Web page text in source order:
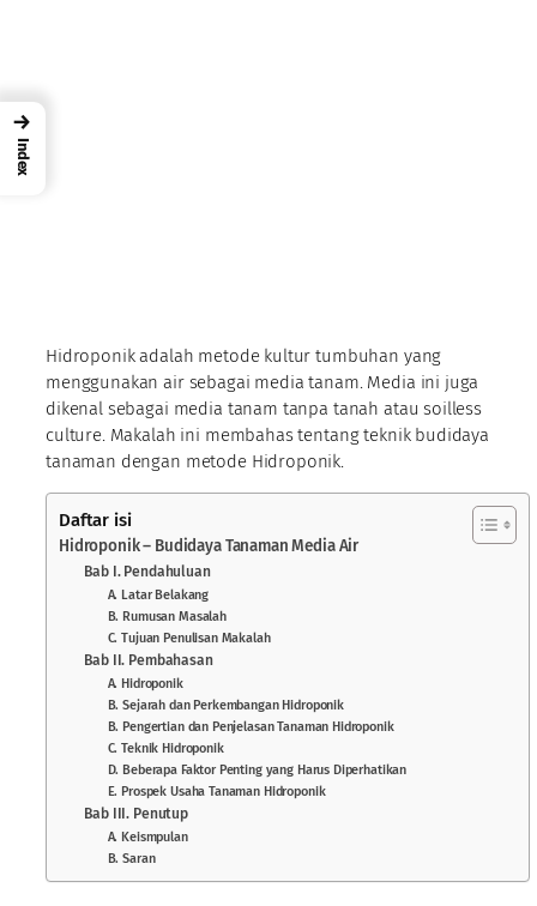
Hidroponik adalah metode kultur tumbuhan yang
menggunakan air sebagai media tanam. Media ini juga
dikenal sebagai media tanam tanpa tanah atau soilless
culture. Makalah ini membahas tentang teknik budidaya
tanaman dengan metode Hidroponik.
Daftar isi
Hidroponik – Budidaya Tanaman Media Air
Bab I. Pendahuluan
A. Latar Belakang
B. Rumusan Masalah
C. Tujuan Penulisan Makalah
Bab II. Pembahasan
A. Hidroponik
B. Sejarah dan Perkembangan Hidroponik
B. Pengertian dan Penjelasan Tanaman Hidroponik
C. Teknik Hidroponik
D. Beberapa Faktor Penting yang Harus Diperhatikan
E. Prospek Usaha Tanaman Hidroponik
Bab III. Penutup
A. Keismpulan
B. Saran
→
Index